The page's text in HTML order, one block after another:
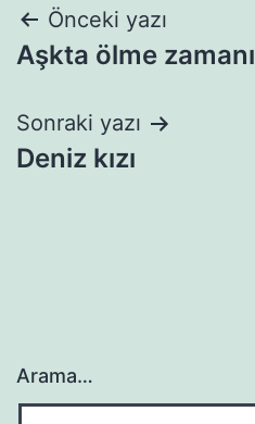
Yazı
gezinmesi
Önceki yazı
Aşkta ölme zamanı
Sonraki yazı
Deniz kızı
Arama…